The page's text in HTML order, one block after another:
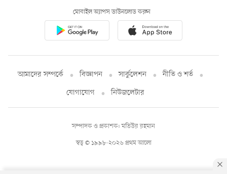
মোবাইল অ্যাপস ডাউনলোড করুন
আমাদের সম্পর্কে বিজ্ঞাপন সার্কুলেশন
নীতি ও শর্ত
যোগাযোগ
নিউজলেটার
স্বত্ব © ১৯৯৮-২০২৬ প্রথম আলো
সম্পাদক ও প্রকাশক: মতিউর রহমান